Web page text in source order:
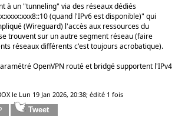
à un "tunneling" via des réseaux dédiés
(quand l'IPv6 est disponible)" qui
(Wireguard) l'accès aux ressources du
trouvent sur un autre segment réseau (faire
réseaux différents c'est toujours acrobatique).
OpenVPN routé et bridgé supportent l'IPv4
le Lun 19 Jan 2026, 20:38; édité 1 fois